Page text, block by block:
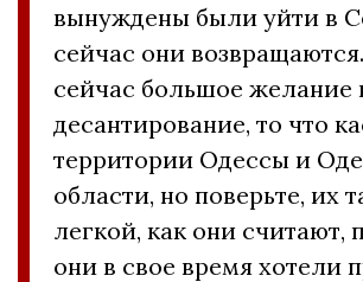
вынуждены были уйти в
сейчас они
сейчас большое желание
десантирование, то что
территории Одессы и
области, но поверьте, их
легкой, как они считают,
они в свое время хотели